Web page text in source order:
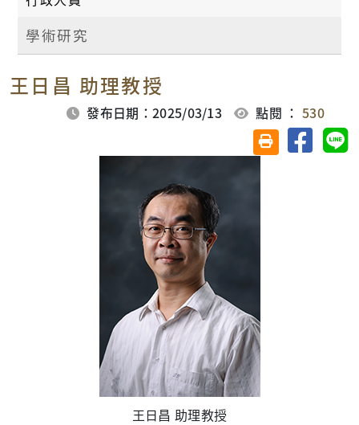
學術研究
王日昌 助理教授
發布日期：2025/03/13 點閱 ：530
友善列印(另開視
分享至
王日昌 助理教授